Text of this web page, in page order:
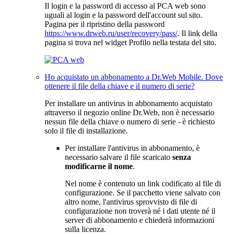
Il login e la password di accesso al PCA web sono
uguali al login e la password dell'account sul sito.
Pagina per il ripristino della password
https://www.drweb.ru/user/recovery/pass/. Il link della
pagina si trova nel widget Profilo nella testata del sito.
Ho acquistato un abbonamento a Dr.Web Mobile. Dove
ottenere il file della chiave e il numero di serie?
Per installare un antivirus in abbonamento acquistato
attraverso il negozio online Dr.Web, non è necessario
nessun file della chiave o numero di serie - è richiesto
solo il file di installazione.
Per installare l'antivirus in abbonamento, è
necessario salvare il file scaricato senza
modificarne il nome.
Nel nome è contenuto un link codificato al file di
configurazione. Se il pacchetto viene salvato con
altro nome, l'antivirus sprovvisto di file di
configurazione non troverà né i dati utente né il
server di abbonamento e chiederà informazioni
sulla licenza.